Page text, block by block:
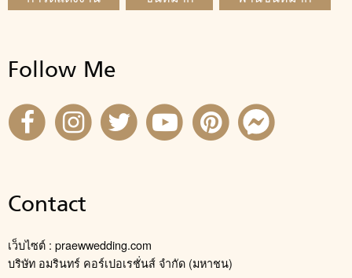
Follow Me
Contact
เว็บไซต์ : praewwedding.com
บริษัท อมรินทร์ คอร์เปอเรชั่นส์ จำกัด (มหาชน)